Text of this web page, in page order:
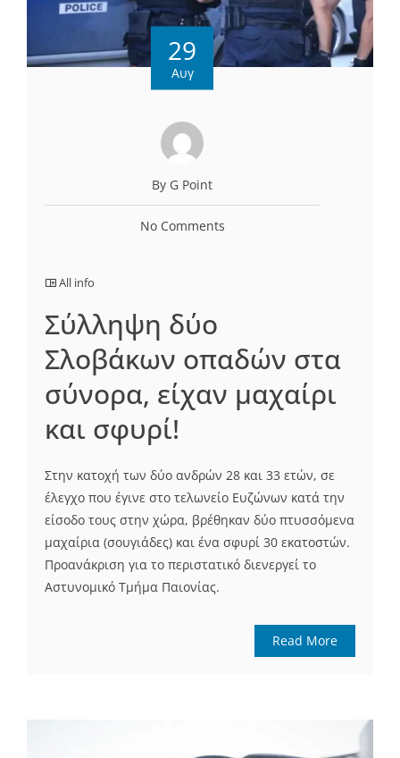
29
Αυγ
By G Point
No Comments
All info
Σύλληψη δύο
Σλοβάκων οπαδών στα
σύνορα, είχαν μαχαίρι
και σφυρί!
Στην κατοχή των δύο ανδρών 28 και 33 ετών, σε
έλεγχο που έγινε στο τελωνείο Ευζώνων κατά την
είσοδο τους στην χώρα, βρέθηκαν δύο πτυσσόμενα
μαχαίρια (σουγιάδες) και ένα σφυρί 30 εκατοστών.
Προανάκριση για το περιστατικό διενεργεί το
Αστυνομικό Τμήμα Παιονίας.
Read More